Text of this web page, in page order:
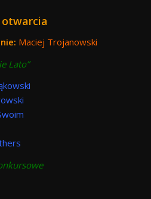
Maciej Trojanowski
Lato”